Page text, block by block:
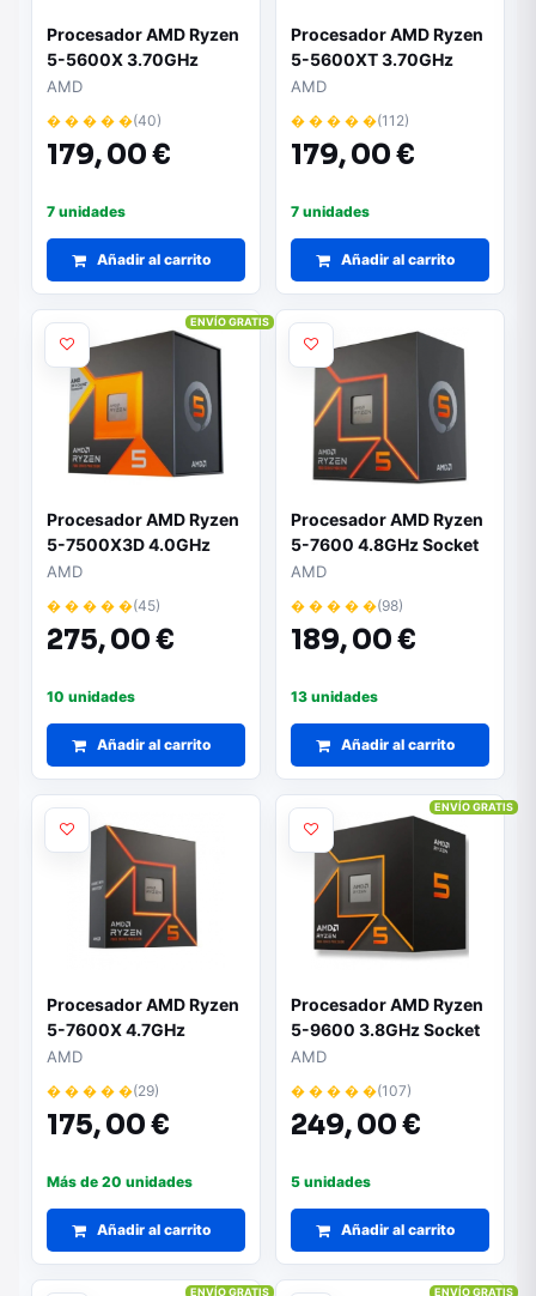
Procesador AMD Ryzen
5-5600X 3.70GHz
AMD
� � � � �(40)
179,00 €
7 unidades
Añadir al carrito
Procesador AMD Ryzen
5-5600XT 3.70GHz
Socket AM4
AMD
� � � � �(112)
179,00 €
7 unidades
Añadir al carrito
Procesador AMD Ryzen
5-7500X3D 4.0GHz
Socket AM5
AMD
� � � � �(45)
275,00 €
10 unidades
Añadir al carrito
ENVÍO GRATIS
Procesador AMD Ryzen
5-7600 4.8GHz Socket
AM5
AMD
� � � � �(98)
189,00 €
13 unidades
Añadir al carrito
Procesador AMD Ryzen
5-7600X 4.7GHz
AMD
� � � � �(29)
175,00 €
Más de 20 unidades
Añadir al carrito
Procesador AMD Ryzen
5-9600 3.8GHz Socket
AM5
AMD
� � � � �(107)
249,00 €
5 unidades
Añadir al carrito
ENVÍO GRATIS
ENVÍO GRATIS ENVÍO GRATIS